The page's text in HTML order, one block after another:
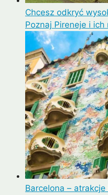
Chcesz odkryć
Poznaj Pireneje i
Barcelona –